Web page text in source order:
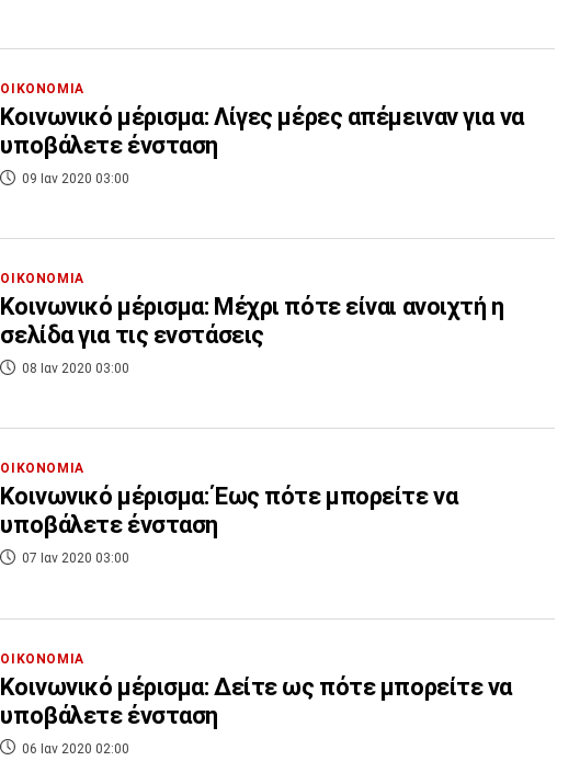
ΟΙΚΟΝΟΜΙΑ
Κοινωνικό μέρισμα: Λίγες μέρες απέμειναν για να
υποβάλετε ένσταση
09 Ιαν 2020 03:00
ΟΙΚΟΝΟΜΙΑ
Κοινωνικό μέρισμα: Μέχρι πότε είναι ανοιχτή η
σελίδα για τις ενστάσεις
08 Ιαν 2020 03:00
ΟΙΚΟΝΟΜΙΑ
Κοινωνικό μέρισμα: Έως πότε μπορείτε να
υποβάλετε ένσταση
07 Ιαν 2020 03:00
ΟΙΚΟΝΟΜΙΑ
Κοινωνικό μέρισμα: Δείτε ως πότε μπορείτε να
υποβάλετε ένσταση
06 Ιαν 2020 02:00